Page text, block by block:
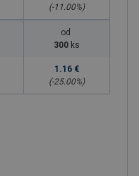
(-11.00%)
od
300 ks
1.16 €
(-25.00%)